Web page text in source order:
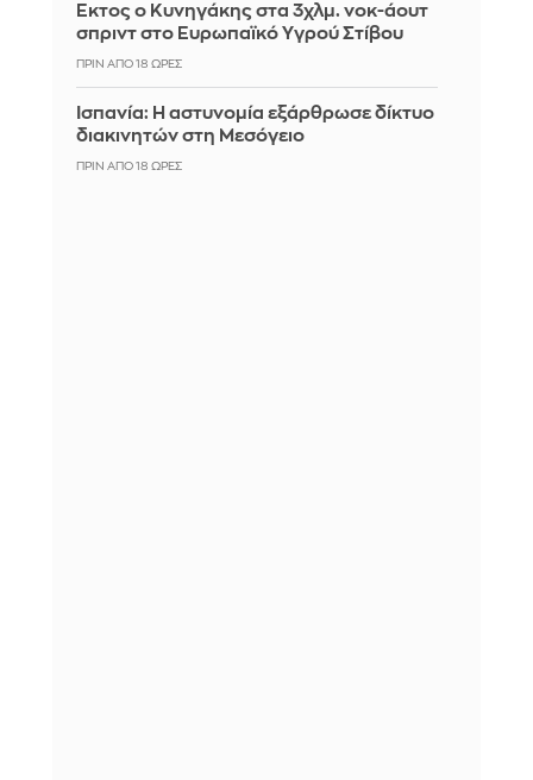
Έκτος ο Κυνηγάκης στα 3χλμ. νοκ-άουτ
σπριντ στο Ευρωπαϊκό Υγρού Στίβου
ΠΡΙΝ ΑΠΌ 18 ΏΡΕΣ
Ισπανία: Η αστυνομία εξάρθρωσε δίκτυο
διακινητών στη Μεσόγειο
ΠΡΙΝ ΑΠΌ 18 ΏΡΕΣ